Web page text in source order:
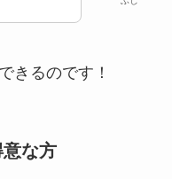
きるのです！
な方